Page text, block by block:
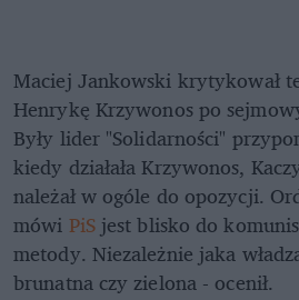
Maciej Jankowski krytykował
Henrykę Krzywonos po
Były lider "Solidarności"
kiedy działała Krzywonos,
należał w ogóle do opozycji.
mówi PiSjest blisko do
metody. Niezależnie jaka
brunatna czy zielona - ocenił.